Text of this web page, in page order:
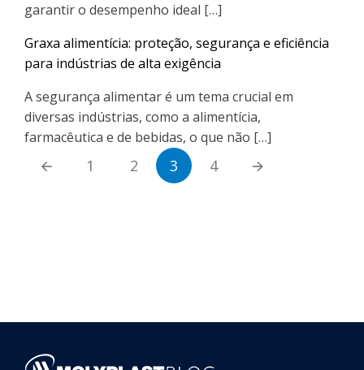
garantir o desempenho ideal […]
Graxa alimentícia: proteção, segurança e eficiência
para indústrias de alta exigência
A segurança alimentar é um tema crucial em
diversas indústrias, como a alimentícia,
farmacêutica e de bebidas, o que não […]
🡨 1 2 3 4 🡪